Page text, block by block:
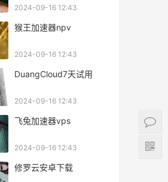
2024-09-16 12:43
猴王加速器npv
2024-09-16 12:43
DuangCloud7天试用
2024-09-16 12:43
飞兔加速器vps
2024-09-16 12:43
修罗云安卓下载